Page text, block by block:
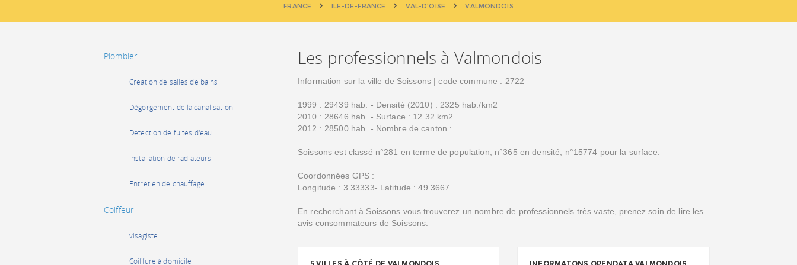
FRANCE ILE-DE-FRANCE VAL-D'OISE VALMONDOIS
Plombier
Création de salles de bains
Dégorgement de la canalisation
Détection de fuites d'eau
Installation de radiateurs
Entretien de chauffage
Coiffeur
visagiste
Coiffure à domicile
Les professionnels à Valmondois
Information sur la ville de Soissons | code commune : 2722
1999 : 29439 hab. - Densité (2010) : 2325 hab./km2
2010 : 28646 hab. - Surface : 12.32 km2
2012 : 28500 hab. - Nombre de canton :
Soissons est classé n°281 en terme de population, n°365 en densité, n°15774 pour la surface.
Coordonnées GPS :
Longitude : 3.33333- Latitude : 49.3667
En recherchant à Soissons vous trouverez un nombre de professionnels très vaste, prenez soin de lire les
avis consommateurs de Soissons.